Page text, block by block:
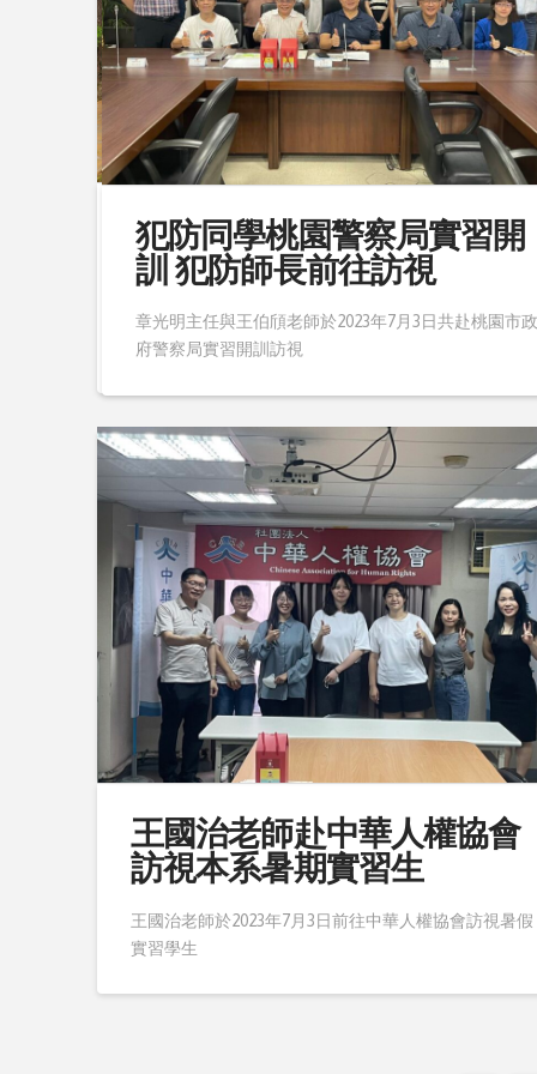
本系王伯頎老師 訪視法扶新
竹分會實習學生
本王伯頎老師於2023年7月10日，前往法扶新竹分會訪
視暑假實習學生
犯防同學桃園警察局實習開
訓 犯防師長前往訪視
章光明主任與王伯頎老師於2023年7月3日共赴桃園市
府警察局實習開訓訪視
王國治老師赴中華人權協會
訪視本系暑期實習生
王國治老師於2023年7月3日前往中華人權協會訪視暑假
實習學生